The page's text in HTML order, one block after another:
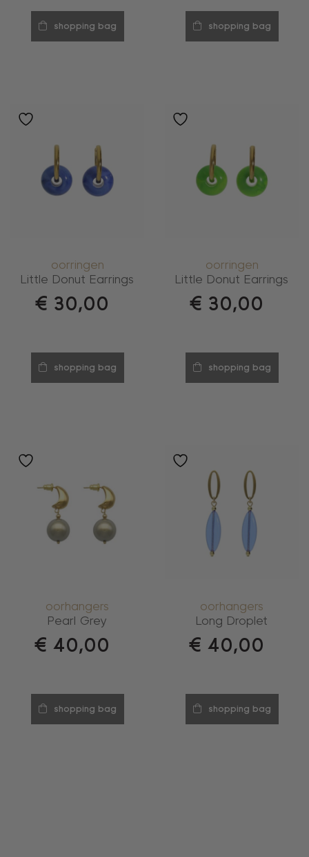
shopping bag shopping bag
oorringen
Little Donut Earrings
€ 30,00
shopping bag
oorringen
Little Donut Earrings
€ 30,00
shopping bag
oorhangers
Pearl Grey
€ 40,00
shopping bag
oorhangers
Long Droplet
€ 40,00
shopping bag